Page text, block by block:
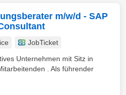
m/w/d - SAP
JobTicket
Unternehmen mit Sitz in
. Als führender